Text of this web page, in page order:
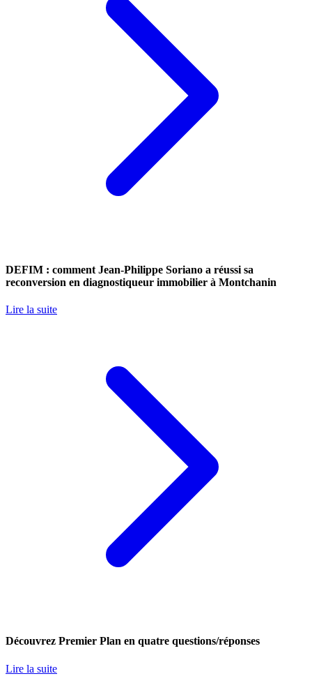
DEFIM : comment Jean-Philippe Soriano a réussi sa
reconversion en diagnostiqueur immobilier à Montchanin
Lire la suite
Découvrez Premier Plan en quatre questions/réponses
Lire la suite